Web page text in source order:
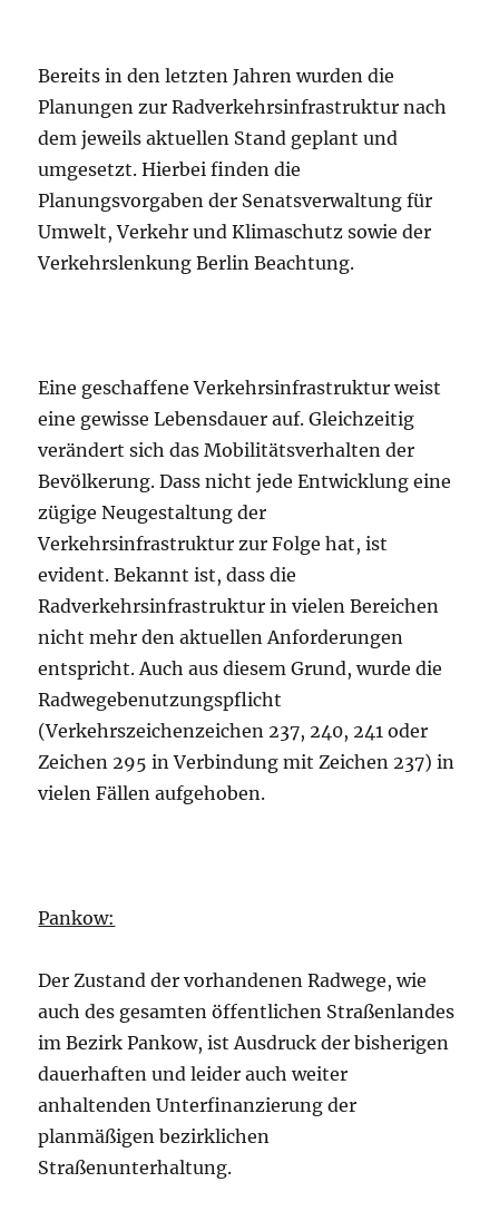
Bereits in den letzten Jahren wurden die
Planungen zur Radverkehrsinfrastruktur nach
dem jeweils aktuellen Stand geplant und
umgesetzt. Hierbei finden die
Planungsvorgaben der Senatsverwaltung für
Umwelt, Verkehr und Klimaschutz sowie der
Verkehrslenkung Berlin Beachtung.
Eine geschaffene Verkehrsinfrastruktur weist
eine gewisse Lebensdauer auf. Gleichzeitig
verändert sich das Mobilitätsverhalten der
Bevölkerung. Dass nicht jede Entwicklung eine
zügige Neugestaltung der
Verkehrsinfrastruktur zur Folge hat, ist
evident. Bekannt ist, dass die
Radverkehrsinfrastruktur in vielen Bereichen
nicht mehr den aktuellen Anforderungen
entspricht. Auch aus diesem Grund, wurde die
Radwegebenutzungspflicht
(Verkehrszeichenzeichen 237, 240, 241 oder
Zeichen 295 in Verbindung mit Zeichen 237) in
vielen Fällen aufgehoben.
Pankow:
Der Zustand der vorhandenen Radwege, wie
auch des gesamten öffentlichen Straßenlandes
im Bezirk Pankow, ist Ausdruck der bisherigen
dauerhaften und leider auch weiter
anhaltenden Unterfinanzierung der
planmäßigen bezirklichen
Straßenunterhaltung.